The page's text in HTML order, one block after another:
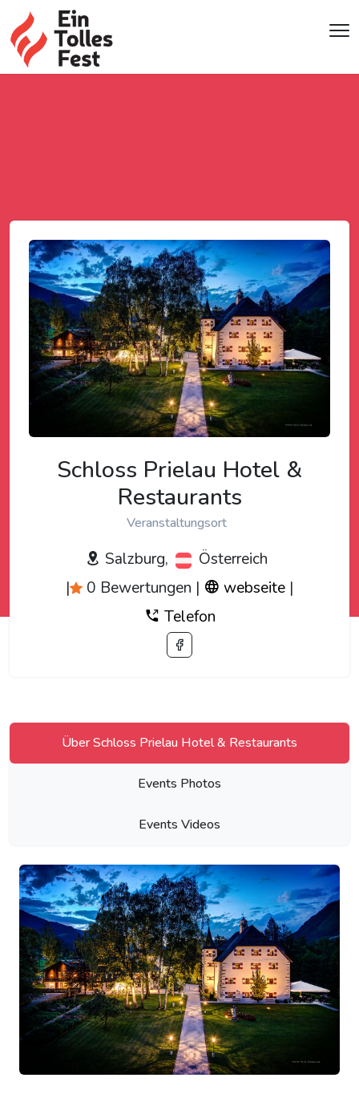
Schloss Prielau Hotel &
Restaurants
Veranstaltungsort
Salzburg,
Österreich
|
0 Bewertungen | webseite |
Telefon
Über Schloss Prielau Hotel & Restaurants
Events Photos
Events Videos